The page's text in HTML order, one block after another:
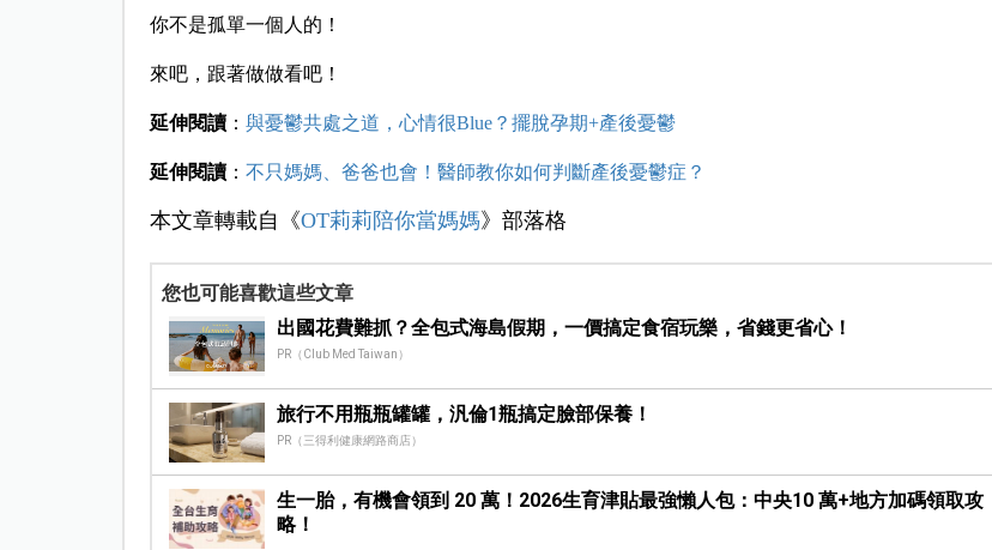
你不是孤單一個人的！
來吧，跟著做做看吧！
延伸閱讀： 與憂鬱共處之道，心情很Blue？擺脫孕期+產後憂鬱
延伸閱讀： 不只媽媽、爸爸也會！醫師教你如何判斷產後憂鬱症？
本文章轉載自《OT莉莉陪你當媽媽》部落格
您也可能喜歡這些文章
出國花費難抓？全包式海島假期，一價搞定食宿玩樂，省錢更省心！
PR（Club Med Taiwan）
旅行不用瓶瓶罐罐，汎倫1瓶搞定臉部保養！
PR（三得利健康網路商店）
生一胎，有機會領到 20 萬！2026生育津貼最強懶人包：中央10 萬+地方加碼領取攻
略！